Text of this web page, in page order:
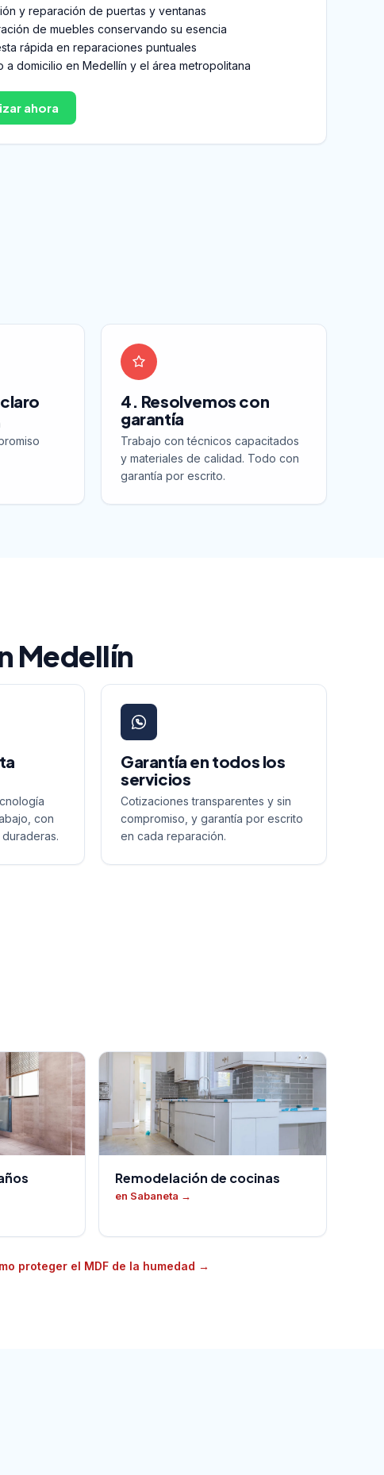
y reparación de puertas y ventanas
de muebles conservando su esencia
rápida en reparaciones puntuales
a domicilio en Medellín y el área metropolitana
ahora
4. Resolvemos con
garantía
Trabajo con técnicos capacitados
y materiales de calidad. Todo con
garantía por escrito.
Medellín
con
Garantía en todos los
servicios
Cotizaciones transparentes y sin
compromiso, y garantía por escrito
en cada reparación.
Remodelación de cocinas
en Sabaneta →
proteger el MDF de la humedad →